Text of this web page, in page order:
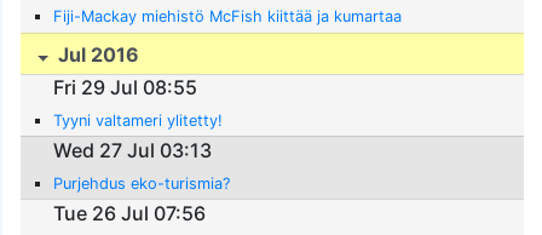
Fiji-Mackay miehistö McFish kiittää ja kumartaa
Jul 2016
Fri 29 Jul 08:55
Tyyni valtameri ylitetty!
Wed 27 Jul 03:13
Purjehdus eko-turismia?
Tue 26 Jul 07:56